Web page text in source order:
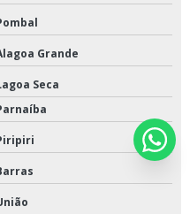
Grande
Seca